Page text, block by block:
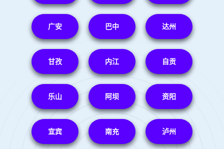
广安 巴中 达州
甘孜 内江 自贡
乐山 阿坝 资阳
宜宾 南充 泸州